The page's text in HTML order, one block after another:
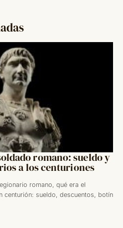
romano: sueldo y
a los centuriones
romano, qué era el
centurión: sueldo, descuentos, botín